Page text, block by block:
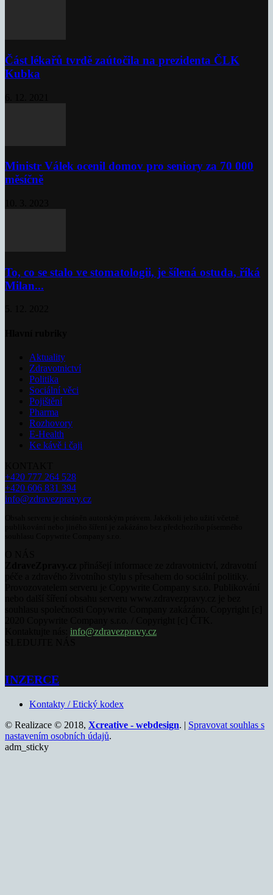
Část lékařů tvrdě zaútočila na prezidenta ČLK
Kubka
Ministr Válek ocenil domov pro seniory za 70 000
měsíčně
To, co se stalo ve stomatologii, je šílená ostuda, říká
Milan...
Aktuality
Zdravotnictví
Politika
Sociální věci
Pojištění
Pharma
Rozhovory
E-Health
Ke kávě i čaji
+420 777 264 528
+420 606 831 394
info@zdravezpravy.cz
info@zdravezpravy.cz
INZERCE
Kontakty / Etický kodex
© Realizace © 2018, Xcreative - webdesign. | Spravovat souhlas s
nastavením osobních údajů.
adm_sticky